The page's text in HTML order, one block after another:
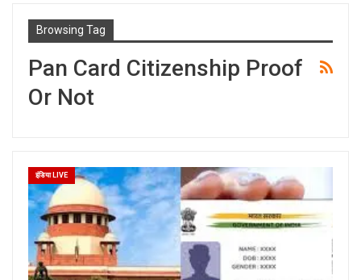
Browsing Tag
Pan Card Citizenship Proof
Or Not
इंडिया LIVE